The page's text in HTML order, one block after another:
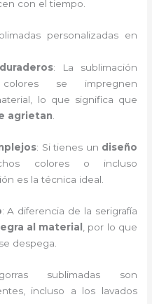
con el tiempo.
personalizadas en
: La sublimación
se impregnen
lo que significa que
agrietan
: Si tienes un diseño
colores o incluso
es la técnica ideal.
: A diferencia de la serigrafía
al material
, por lo que
despega.
sublimadas son
incluso a los lavados